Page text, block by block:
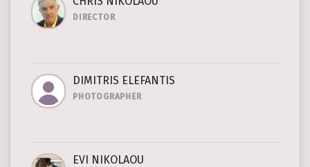
DIRECTOR
DIMITRIS ELEFANTIS
PHOTOGRAPHER
EVI NIKOLAOU